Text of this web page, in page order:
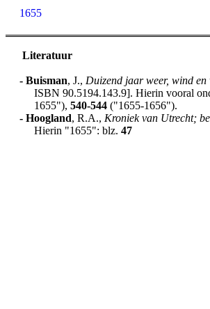
1655
Literatuur
- Buisman, J., Duizend jaar weer, wind
ISBN 90.5194.143.9]. Hierin vooral
1655"),540-544 ("1655-1656").
- Hoogland, R.A., Kroniek van Utrecht;
Hierin "1655": blz.47